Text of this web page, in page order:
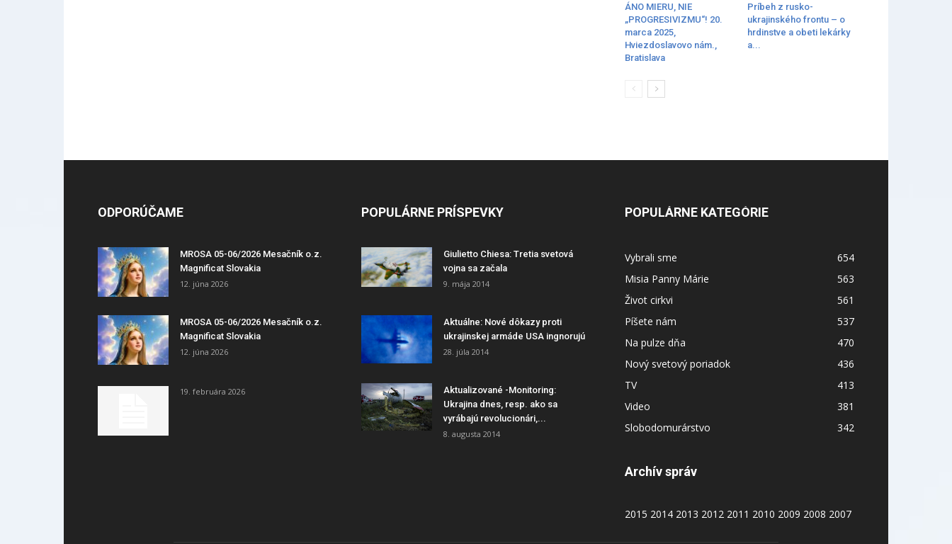
ÁNO MIERU, NIE
„PROGRESIVIZMU“! 20.
marca 2025,
Hviezdoslavovo nám.,
Bratislava
Príbeh z rusko-
ukrajinského frontu – o
hrdinstve a obeti lekárky
a...
ODPORÚČAME
MROSA 05-06/2026 Mesačník o.z.
Magnificat Slovakia
12. júna 2026
MROSA 05-06/2026 Mesačník o.z.
Magnificat Slovakia
12. júna 2026
19. februára 2026
POPULÁRNE PRÍSPEVKY
Giulietto Chiesa: Tretia svetová
vojna sa začala
9. mája 2014
Aktuálne: Nové dôkazy proti
ukrajinskej armáde USA ingnorujú
28. júla 2014
Aktualizované -Monitoring:
Ukrajina dnes, resp. ako sa
vyrábajú revolucionári,...
8. augusta 2014
POPULÁRNE KATEGÓRIE
Vybrali sme
654
Misia Panny Márie
563
Život cirkvi
561
Píšete nám
537
Na pulze dňa
470
Nový svetový poriadok
436
TV
413
Video
381
Slobodomurárstvo
342
Archív správ
2015 2014 2013 2012 2011 2010 2009 2008 2007